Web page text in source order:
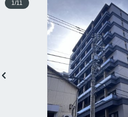
1 /11